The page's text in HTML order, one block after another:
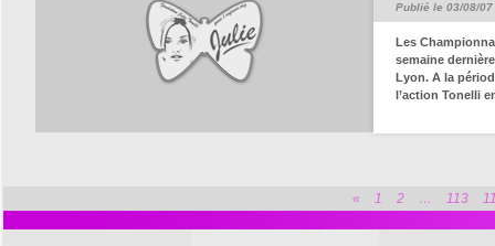
Publié le 03/08/07
Les
semaine
Lyon. A la
l’action Tonelli
« 1 2 … 113